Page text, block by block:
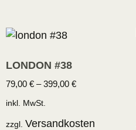
LONDON #38
79,00 € –399,00 €
inkl. MwSt.
zzgl. Versandkosten